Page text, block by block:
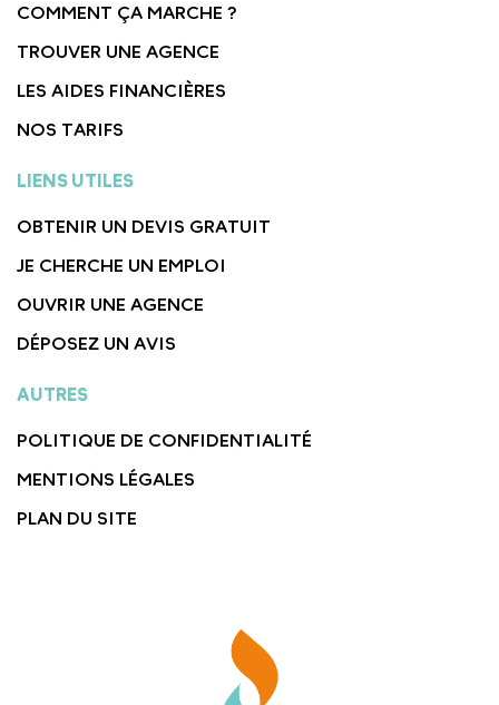
COMMENT ÇA MARCHE ?
TROUVER UNE AGENCE
LES AIDES FINANCIÈRES
NOS TARIFS
LIENS UTILES
OBTENIR UN DEVIS GRATUIT
JE CHERCHE UN EMPLOI
OUVRIR UNE AGENCE
DÉPOSEZ UN AVIS
AUTRES
POLITIQUE DE CONFIDENTIALITÉ
MENTIONS LÉGALES
PLAN DU SITE